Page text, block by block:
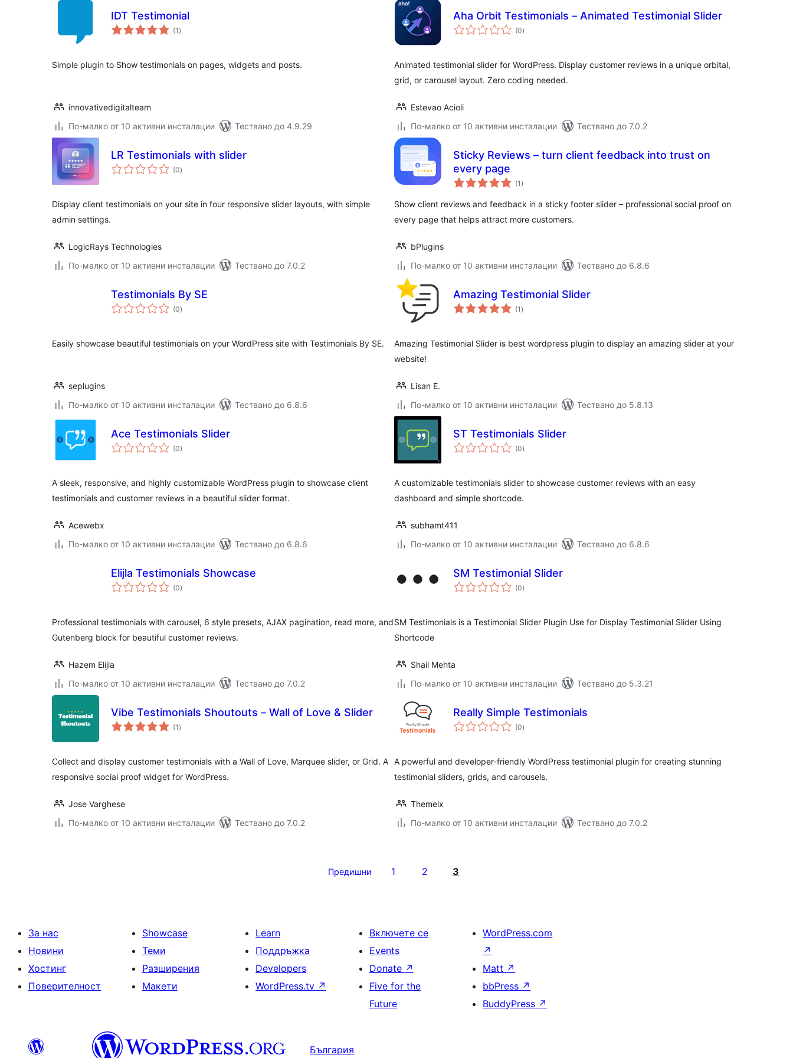
IDT Testimonial
(1 общо
оценки
)
Simple plugin to Show testimonials on pages, widgets and posts.
innovativedigitalteam
По-малко от 10 активни инсталации
Тествано до 4.9.29
Aha Orbit Testimonials – Animated Testimonial Slider
(0общо
оценки
)
Animated testimonial slider for WordPress. Display customer reviews in a unique orbital,
grid, or carousel layout. Zero coding needed.
Estevao Acioli
По-малко от 10 активни инсталации
Тествано до 7.0.2
LR Testimonials with slider
(0общо
оценки
)
Display client testimonials on your site in four responsive slider layouts, with simple
admin settings.
LogicRays Technologies
По-малко от 10 активни инсталации
Тествано до 7.0.2
Sticky Reviews – turn client feedback into trust on
every page
(1 общо
оценки
)
Show client reviews and feedback in a sticky footer slider – professional social proof on
every page that helps attract more customers.
bPlugins
По-малко от 10 активни инсталации
Тествано до 6.8.6
Testimonials By SE
(0общо
оценки
)
Easily showcase beautiful testimonials on your WordPress site with Testimonials By SE.
seplugins
По-малко от 10 активни инсталации
Тествано до 6.8.6
Amazing Testimonial Slider
(1 общо
оценки
)
Amazing Testimonial Slider is best wordpress plugin to display an amazing slider at your
website!
Lisan E.
По-малко от 10 активни инсталации
Тествано до 5.8.13
Ace Testimonials Slider
(0общо
оценки
)
A sleek, responsive, and highly customizable WordPress plugin to showcase client
testimonials and customer reviews in a beautiful slider format.
Acewebx
По-малко от 10 активни инсталации
Тествано до 6.8.6
ST Testimonials Slider
(0общо
оценки
)
A customizable testimonials slider to showcase customer reviews with an easy
dashboard and simple shortcode.
subhamt411
По-малко от 10 активни инсталации
Тествано до 6.8.6
Elijla Testimonials Showcase
(0общо
оценки
)
Professional testimonials with carousel, 6 style presets, AJAX pagination, read more, and
Gutenberg block for beautiful customer reviews.
Hazem Elijla
По-малко от 10 активни инсталации
Тествано до 7.0.2
SM Testimonial Slider
(0общо
оценки
)
SM Testimonials is a Testimonial Slider Plugin Use for Display Testimonial Slider Using
Shortcode
Shail Mehta
По-малко от 10 активни инсталации
Тествано до 5.3.21
Vibe Testimonials Shoutouts – Wall of Love & Slider
(1 общо
оценки
)
Collect and display customer testimonials with a Wall of Love, Marquee slider, or Grid. A
responsive social proof widget for WordPress.
Jose Varghese
По-малко от 10 активни инсталации
Тествано до 7.0.2
Really Simple Testimonials
(0общо
оценки
)
A powerful and developer-friendly WordPress testimonial plugin for creating stunning
testimonial sliders, grids, and carousels.
Themeix
По-малко от 10 активни инсталации
Тествано до 7.0.2
Предишни 1 2 3
За нас
Новини
Хостинг
Поверителност
Showcase
Теми
Разширения
Макети
Learn
Поддръжка
Developers
WordPress.tv ↗
Включете се
Events
Donate ↗
Five for the
Future
WordPress.com
↗
Matt ↗
bbPress ↗
BuddyPress ↗
България